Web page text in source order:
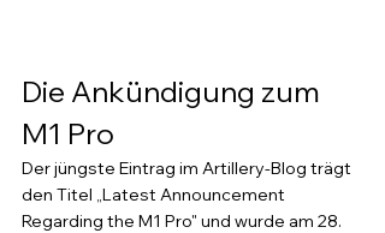
Die Ankündigung zum
M1 Pro
Der jüngste Eintrag im Artillery-Blog trägt
den Titel „Latest Announcement
Regarding the M1 Pro" und wurde am 28.